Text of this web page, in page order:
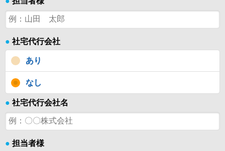
● 社宅代行会社
あり
なし
● 社宅代行会社名
● 担当者様